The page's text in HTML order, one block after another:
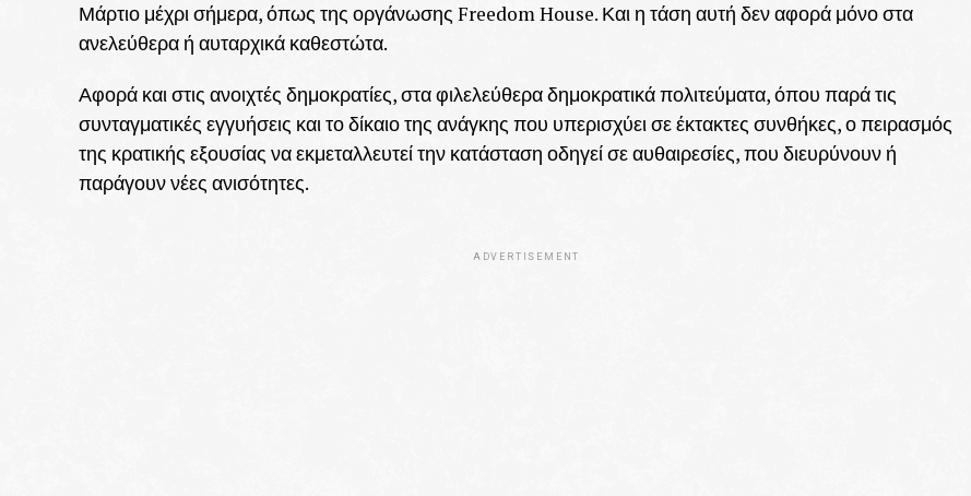
Μάρτιο μέχρι σήμερα, όπως της οργάνωσης Freedom House. Και η τάση αυτή δεν αφορά μόνο στα
ανελεύθερα ή αυταρχικά καθεστώτα.
Αφορά και στις ανοιχτές δημοκρατίες, στα φιλελεύθερα δημοκρατικά πολιτεύματα, όπου παρά τις
συνταγματικές εγγυήσεις και το δίκαιο της ανάγκης που υπερισχύει σε έκτακτες συνθήκες, ο πειρασμός
της κρατικής εξουσίας να εκμεταλλευτεί την κατάσταση οδηγεί σε αυθαιρεσίες, που διευρύνουν ή
παράγουν νέες ανισότητες.
ADVERTISEMENT